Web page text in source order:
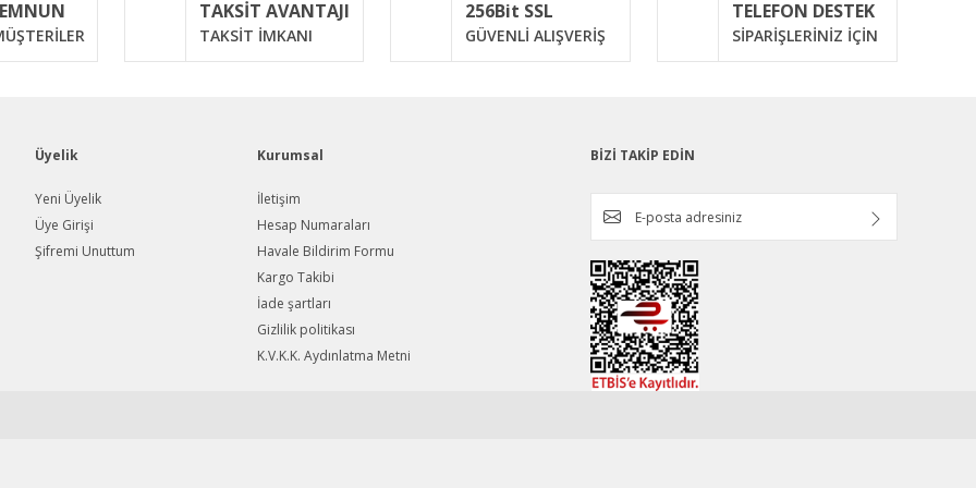
Yorum Yaz
Gönder
TAKSİT AVANTAJI
TAKSİT İMKANI
256Bit SSL
GÜVENLİ ALIŞVERİŞ
TELEFON DESTEK
SİPARİŞLERİNİZ İÇİN
Üyelik
Yeni Üyelik
Üye Girişi
Şifremi Unuttum
Kurumsal
İletişim
Hesap Numaraları
Havale Bildirim Formu
Kargo Takibi
İade şartları
Gizlilik politikası
K.V.K.K. Aydınlatma Metni
BİZİ TAKİP EDİN